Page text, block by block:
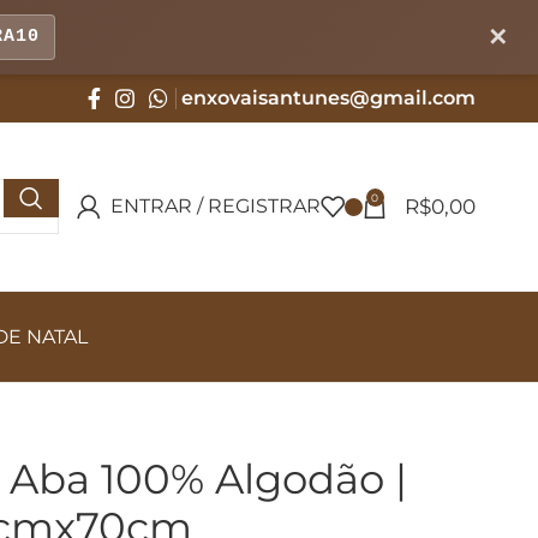
✕
enxovaisantunes@gmail.com
ENTRAR / REGISTRAR 0 R$0,00
NATAL
100% Algodão |